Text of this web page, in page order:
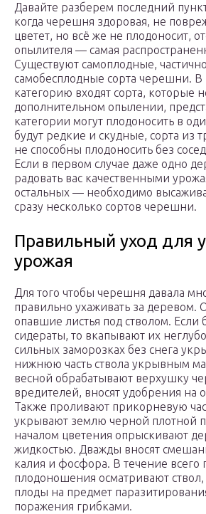
Давайте разберем последний
когда черешня здоровая, не
цветет, но всё же не плодоносит,
опылителя — самая
Существуют самоплодные,
самобесплодные сорта черешни.
категорию входят сорта, которые
дополнительном опылении,
категории могут плодоносить в
будут редкие и скудные, сорта из
не способны плодоносить без
Если в первом случае даже одно
радовать вас качественными
остальных — необходимо
сразу несколько сортов черешни.
Правильный уход для
урожая
Для того чтобы черешня давала
правильно ухаживать за деревом.
опавшие листья под стволом.
сидераты, то вкапывают их
сильных заморозках без снега
нижнюю часть ствола укрывным
весной обрабатывают верхушку
вредителей, вносят удобрения на
Также проливают прикорневую
укрывают землю черной плотной
началом цветения опрыскивают
жидкостью. Дважды вносят
калия и фосфора. В течение всего
плодоношения осматривают ствол,
плоды на предмет
поражения грибками.